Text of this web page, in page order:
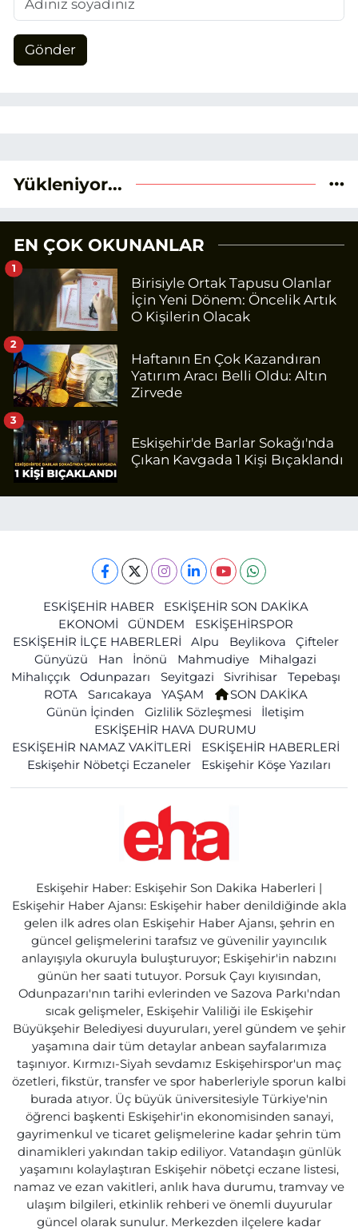
Gönder
Yükleniyor...
EN ÇOK OKUNANLAR
Birisiyle Ortak Tapusu Olanlar
İçin Yeni Dönem: Öncelik Artık
O Kişilerin Olacak
1
Haftanın En Çok Kazandıran
Yatırım Aracı Belli Oldu: Altın
Zirvede
2
Eskişehir'de Barlar Sokağı'nda
Çıkan Kavgada 1 Kişi Bıçaklandı
3
ESKİŞEHİR HABER
ESKİŞEHİR SON DAKİKA
EKONOMİ
GÜNDEM
ESKİŞEHİRSPOR
ESKİŞEHİR İLÇE HABERLERİ
Alpu Beylikova
Çifteler
Günyüzü
Han İnönü Mahmudiye
Mihalgazi
Mihalıççık
Odunpazarı Seyitgazi Sivrihisar
Tepebaşı
ROTA
Sarıcakaya YAŞAM
SON DAKİKA
Günün İçinden
Gizlilik Sözleşmesi
İletişim
ESKİŞEHİR HAVA DURUMU
ESKİŞEHİR NAMAZ VAKİTLERİ
ESKİŞEHİR HABERLERİ
Eskişehir Nöbetçi Eczaneler
Eskişehir Köşe Yazıları
Eskişehir Haber: Eskişehir Son Dakika Haberleri |
Eskişehir Haber Ajansı: Eskişehir haber denildiğinde akla
gelen ilk adres olan Eskişehir Haber Ajansı, şehrin en
güncel gelişmelerini tarafsız ve güvenilir yayıncılık
anlayışıyla okuruyla buluşturuyor; Eskişehir'in nabzını
günün her saati tutuyor. Porsuk Çayı kıyısından,
Odunpazarı'nın tarihi evlerinden ve Sazova Parkı'ndan
sıcak gelişmeler, Eskişehir Valiliği ile Eskişehir
Büyükşehir Belediyesi duyuruları, yerel gündem ve şehir
yaşamına dair tüm detaylar anbean sayfalarımıza
taşınıyor. Kırmızı-Siyah sevdamız Eskişehirspor'un maç
özetleri, fikstür, transfer ve spor haberleriyle sporun kalbi
burada atıyor. Üç büyük üniversitesiyle Türkiye'nin
öğrenci başkenti Eskişehir'in ekonomisinden sanayi,
gayrimenkul ve ticaret gelişmelerine kadar şehrin tüm
dinamikleri yakından takip ediliyor. Vatandaşın günlük
yaşamını kolaylaştıran Eskişehir nöbetçi eczane listesi,
namaz ve ezan vakitleri, anlık hava durumu, tramvay ve
ulaşım bilgileri, etkinlik rehberi ve önemli duyurular
güncel olarak sunulur. Merkezden ilçelere kadar